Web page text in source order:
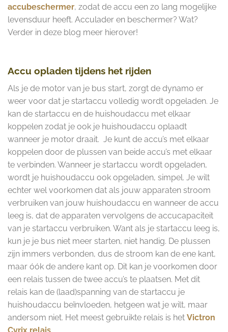
accubeschermer, zodat de accu een zo lang mogelijke
levensduur heeft. Acculader en beschermer? Wat?
Verder in deze blog meer hierover!
Accu opladen tijdens het rijden
Als je de motor van je bus start, zorgt de dynamo er
weer voor dat je startaccu volledig wordt opgeladen. Je
kan de startaccu en de huishoudaccu met elkaar
koppelen zodat je ook je huishoudaccu oplaadt
wanneer je motor draait. Je kunt de accu’s met elkaar
koppelen door de plussen van beide accu’s met elkaar
te verbinden. Wanneer je startaccu wordt opgeladen,
wordt je huishoudaccu ook opgeladen, simpel. Je wilt
echter wel voorkomen dat als jouw apparaten stroom
verbruiken van jouw huishoudaccu en wanneer de accu
leeg is, dat de apparaten vervolgens de accucapaciteit
van je startaccu verbruiken. Want als je startaccu leeg is,
kun je je bus niet meer starten, niet handig. De plussen
zijn immers verbonden, dus de stroom kan de ene kant,
maar óók de andere kant op. Dit kan je voorkomen door
een relais tussen de twee accu’s te plaatsen. Met dit
relais kan de (laad)spanning van de startaccu je
huishoudaccu beïnvloeden, hetgeen wat je wilt, maar
andersom niet. Het meest gebruikte relais is het Victron
Cyrix relais